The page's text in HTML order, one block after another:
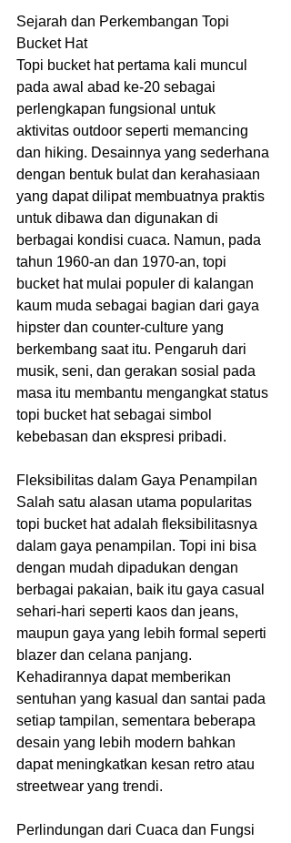
Sejarah dan Perkembangan Topi
Bucket Hat
Topi bucket hat pertama kali muncul
pada awal abad ke-20 sebagai
perlengkapan fungsional untuk
aktivitas outdoor seperti memancing
dan hiking. Desainnya yang sederhana
dengan bentuk bulat dan kerahasiaan
yang dapat dilipat membuatnya praktis
untuk dibawa dan digunakan di
berbagai kondisi cuaca. Namun, pada
tahun 1960-an dan 1970-an, topi
bucket hat mulai populer di kalangan
kaum muda sebagai bagian dari gaya
hipster dan counter-culture yang
berkembang saat itu. Pengaruh dari
musik, seni, dan gerakan sosial pada
masa itu membantu mengangkat status
topi bucket hat sebagai simbol
kebebasan dan ekspresi pribadi.
Fleksibilitas dalam Gaya Penampilan
Salah satu alasan utama popularitas
topi bucket hat adalah fleksibilitasnya
dalam gaya penampilan. Topi ini bisa
dengan mudah dipadukan dengan
berbagai pakaian, baik itu gaya casual
sehari-hari seperti kaos dan jeans,
maupun gaya yang lebih formal seperti
blazer dan celana panjang.
Kehadirannya dapat memberikan
sentuhan yang kasual dan santai pada
setiap tampilan, sementara beberapa
desain yang lebih modern bahkan
dapat meningkatkan kesan retro atau
streetwear yang trendi.
Perlindungan dari Cuaca dan Fungsi